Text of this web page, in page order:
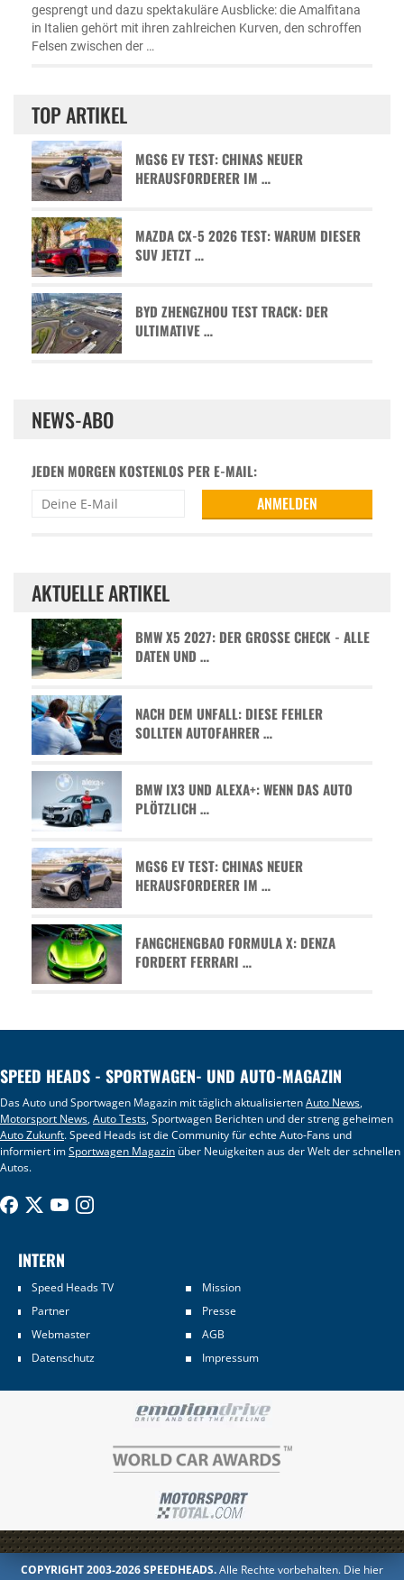
gesprengt und dazu spektakuläre Ausblicke: die Amalfitana
in Italien gehört mit ihren zahlreichen Kurven, den schroffen
Felsen zwischen der …
TOP ARTIKEL
MGS6 EV TEST: CHINAS NEUER
HERAUSFORDERER IM …
MAZDA CX-5 2026 TEST: WARUM DIESER
SUV JETZT …
BYD ZHENGZHOU TEST TRACK: DER
ULTIMATIVE …
NEWS-ABO
JEDEN MORGEN KOSTENLOS PER E-MAIL:
AKTUELLE ARTIKEL
BMW X5 2027: DER GROSSE CHECK - ALLE D
ATEN UND …
NACH DEM UNFALL: DIESE FEHLER
SOLLTEN AUTOFAHRER …
BMW IX3 UND ALEXA+: WENN DAS AUTO
PLÖTZLICH …
MGS6 EV TEST: CHINAS NEUER
HERAUSFORDERER IM …
FANGCHENGBAO FORMULA X: DENZA
FORDERT FERRARI …
SPEED HEADS - SPORTWAGEN- UND AUTO-MAGAZIN
Das Auto und Sportwagen Magazin mit täglich aktualisiertenAuto News,
Motorsport News,Auto Tests, Sportwagen Berichten und der streng geheimen
Auto Zukunft. Speed Heads ist die Community für echte Auto-Fans und
informiert imSportwagen Magazin über Neuigkeiten aus der Welt der schnellen
Autos.
INTERN
Speed Heads TV
Mission
Partner
Presse
Webmaster
AGB
Datenschutz
Impressum
COPYRIGHT 2003-2026 SPEEDHEADS.Alle Rechte vorbehalten. Die hier